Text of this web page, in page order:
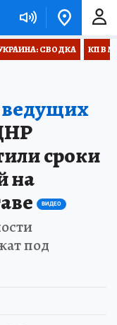
СВОДКА КП В
сроки
на
ВИДЕО
под